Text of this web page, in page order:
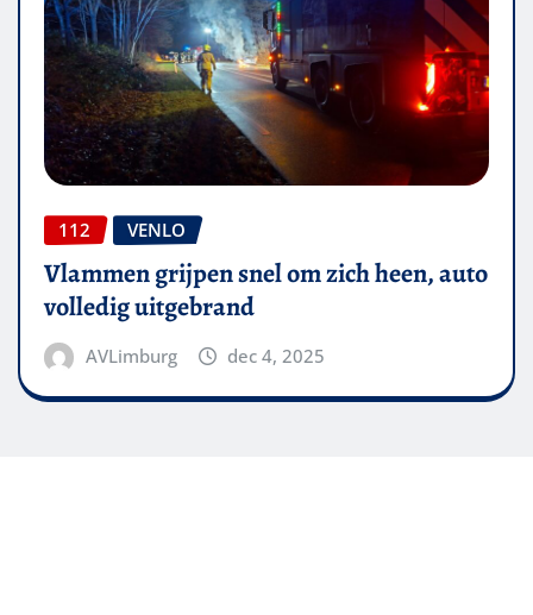
112 VENLO
Vlammen grijpen snel om zich heen, auto
volledig uitgebrand
AVLimburg dec 4, 2025